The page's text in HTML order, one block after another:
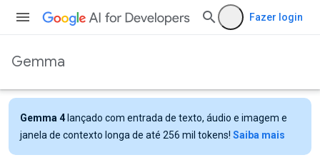
Fazer login
Gemma
Gemma 4 lançado com entrada de texto, áudio e imagem e
janela de contexto longa de até 256 mil tokens! Saiba mais